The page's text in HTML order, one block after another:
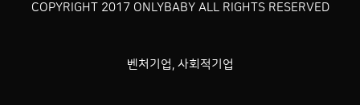
COPYRIGHT 2017 ONLYBABY ALL RIGHTS RESERVED
벤처기업, 사회적기업